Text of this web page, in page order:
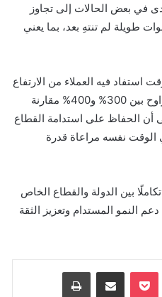
أدى في بعض الحالات إلى تجاوز
طويلة لم تنتهِ بعد، بما يعني
فيه العملاء من الارتفاع
الكبير في قيمة الوحدات عند الاستلام، حيث سجلت بعض العقارات زيادات تتراوح بين 300% و400% مقارنة
إلى أن الحفاظ على استدامة القطاع
الوقت نفسه مراعاة قدرة
بين الدولة والقطاع الخاص
النمو المستدام وتعزيز الثقة
‫Pocket مشاركة عبر البريد طباعة